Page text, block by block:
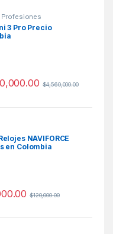
Profesiones
3 Pro Precio
$4,560,000.00
NAVIFORCE
en Colombia
$120,000.00